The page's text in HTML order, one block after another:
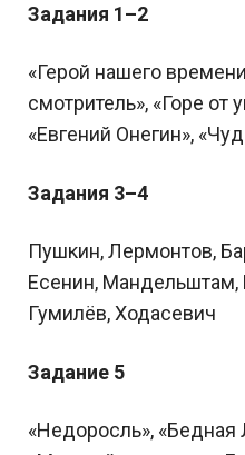
Задания 1–2
«Герой нашего
смотритель», «Горе от
«Евгений Онегин»,
Задания 3–4
Пушкин, Лермонтов,
Есенин, Мандельштам,
Гумилёв, Ходасевич
Задание 5
«Недоросль», «Бедная